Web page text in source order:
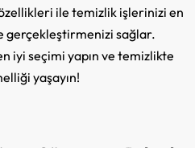
ile temizlik işlerinizi en
gerçekleştirmenizi sağlar.
iyi seçimi yapın ve temizlikte
yaşayın!